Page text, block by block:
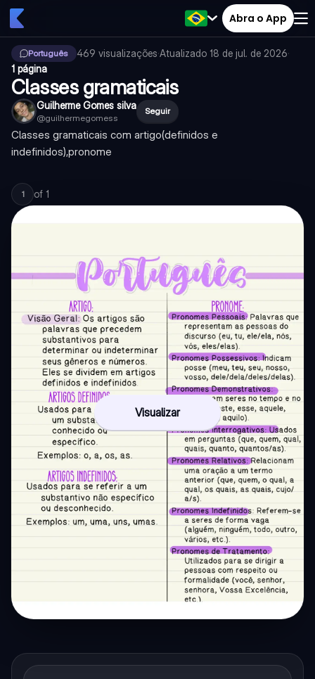
Abra o App
Português 469 visualizações·Atualizado 18 de jul. de 2026·
1 página
Classes gramaticais
Guilherme Gomes silva
@guilhermegomess
Seguir
Classes gramaticais com artigo(definidos e
indefinidos),pronome
1 of 1
Visualizar